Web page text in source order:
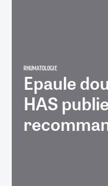
RHUMATOLOGIE
Epaule
HAS